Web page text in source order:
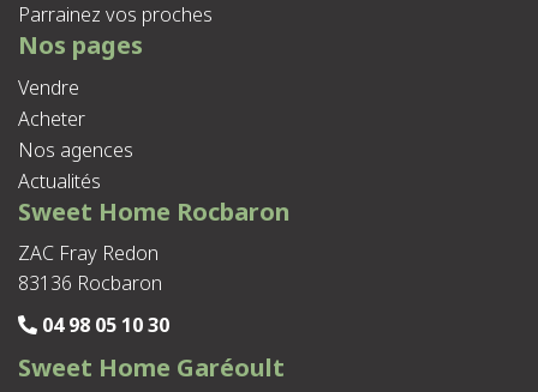
Parrainez vos proches
Nos pages
Vendre
Acheter
Nos agences
Actualités
Sweet Home Rocbaron
ZAC Fray Redon
83136 Rocbaron
04 98 05 10 30
Sweet Home Garéoult